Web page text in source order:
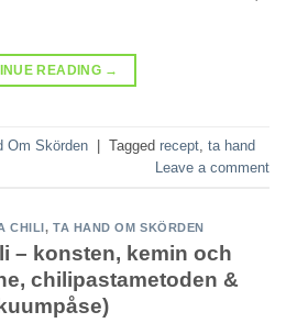
READING →
Om Skörden | Tagged recept ta hand
Leave a comment
CHILI , TA HAND OM SKÖRDEN
– konsten, kemin och
chilipastametoden &